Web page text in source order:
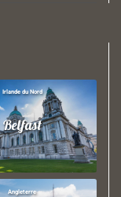
Irlande du Nord
Belfast
Angleterre